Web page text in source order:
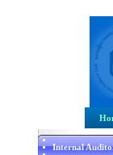
Internal